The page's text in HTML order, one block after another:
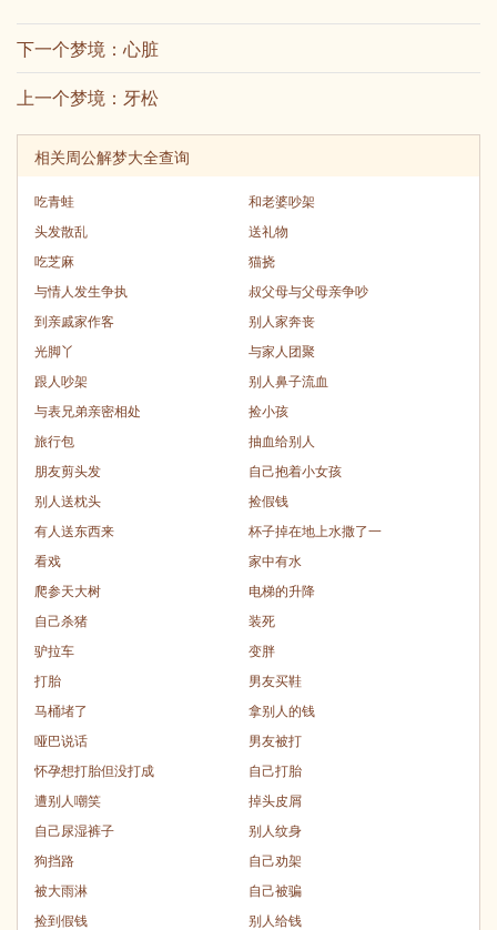
下一个梦境： 心脏
上一个梦境： 牙松
相关周公解梦大全查询
吃青蛙
和老婆吵架
头发散乱
送礼物
吃芝麻
猫挠
与情人发生争执
叔父母与父母亲争吵
到亲戚家作客
别人家奔丧
光脚丫
与家人团聚
跟人吵架
别人鼻子流血
与表兄弟亲密相处
捡小孩
旅行包
抽血给别人
朋友剪头发
自己抱着小女孩
别人送枕头
捡假钱
有人送东西来
杯子掉在地上水撒了一
看戏
家中有水
爬参天大树
电梯的升降
自己杀猪
装死
驴拉车
变胖
打胎
男友买鞋
马桶堵了
拿别人的钱
哑巴说话
男友被打
怀孕想打胎但没打成
自己打胎
遭别人嘲笑
掉头皮屑
自己尿湿裤子
别人纹身
狗挡路
自己劝架
被大雨淋
自己被骗
捡到假钱
别人给钱